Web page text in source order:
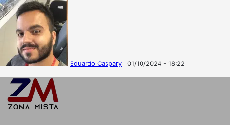
Eduardo Caspary
Follow
on
Mande
um
01/10/2024 - 18:22